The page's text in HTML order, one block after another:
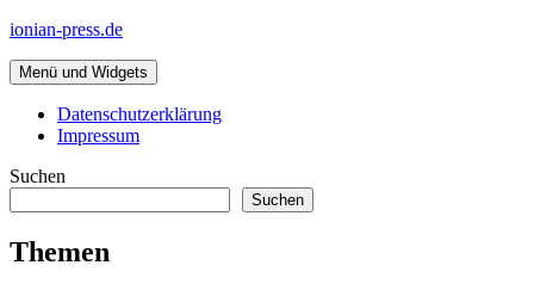
Zum
springen
ionian-press.de
Menü und Widgets
Datenschutzerklärung
Impressum
Suchen
Suchen
Themen